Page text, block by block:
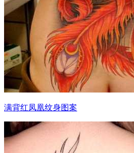
满背红凤凰纹身图案